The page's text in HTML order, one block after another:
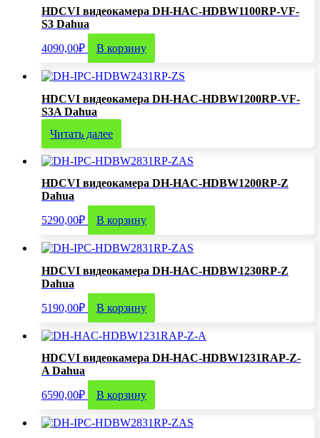
HDCVI видеокамера DH-HAC-HDBW1100RP-VF-
S3 Dahua
4090,00₽ В корзину
HDCVI видеокамера DH-HAC-HDBW1200RP-VF-
S3A Dahua
Читать далее
HDCVI видеокамера DH-HAC-HDBW1200RP-Z
Dahua
5290,00₽ В корзину
HDCVI видеокамера DH-HAC-HDBW1230RP-Z
Dahua
5190,00₽ В корзину
HDCVI видеокамера DH-HAC-HDBW1231RAP-Z-
A Dahua
6590,00₽ В корзину